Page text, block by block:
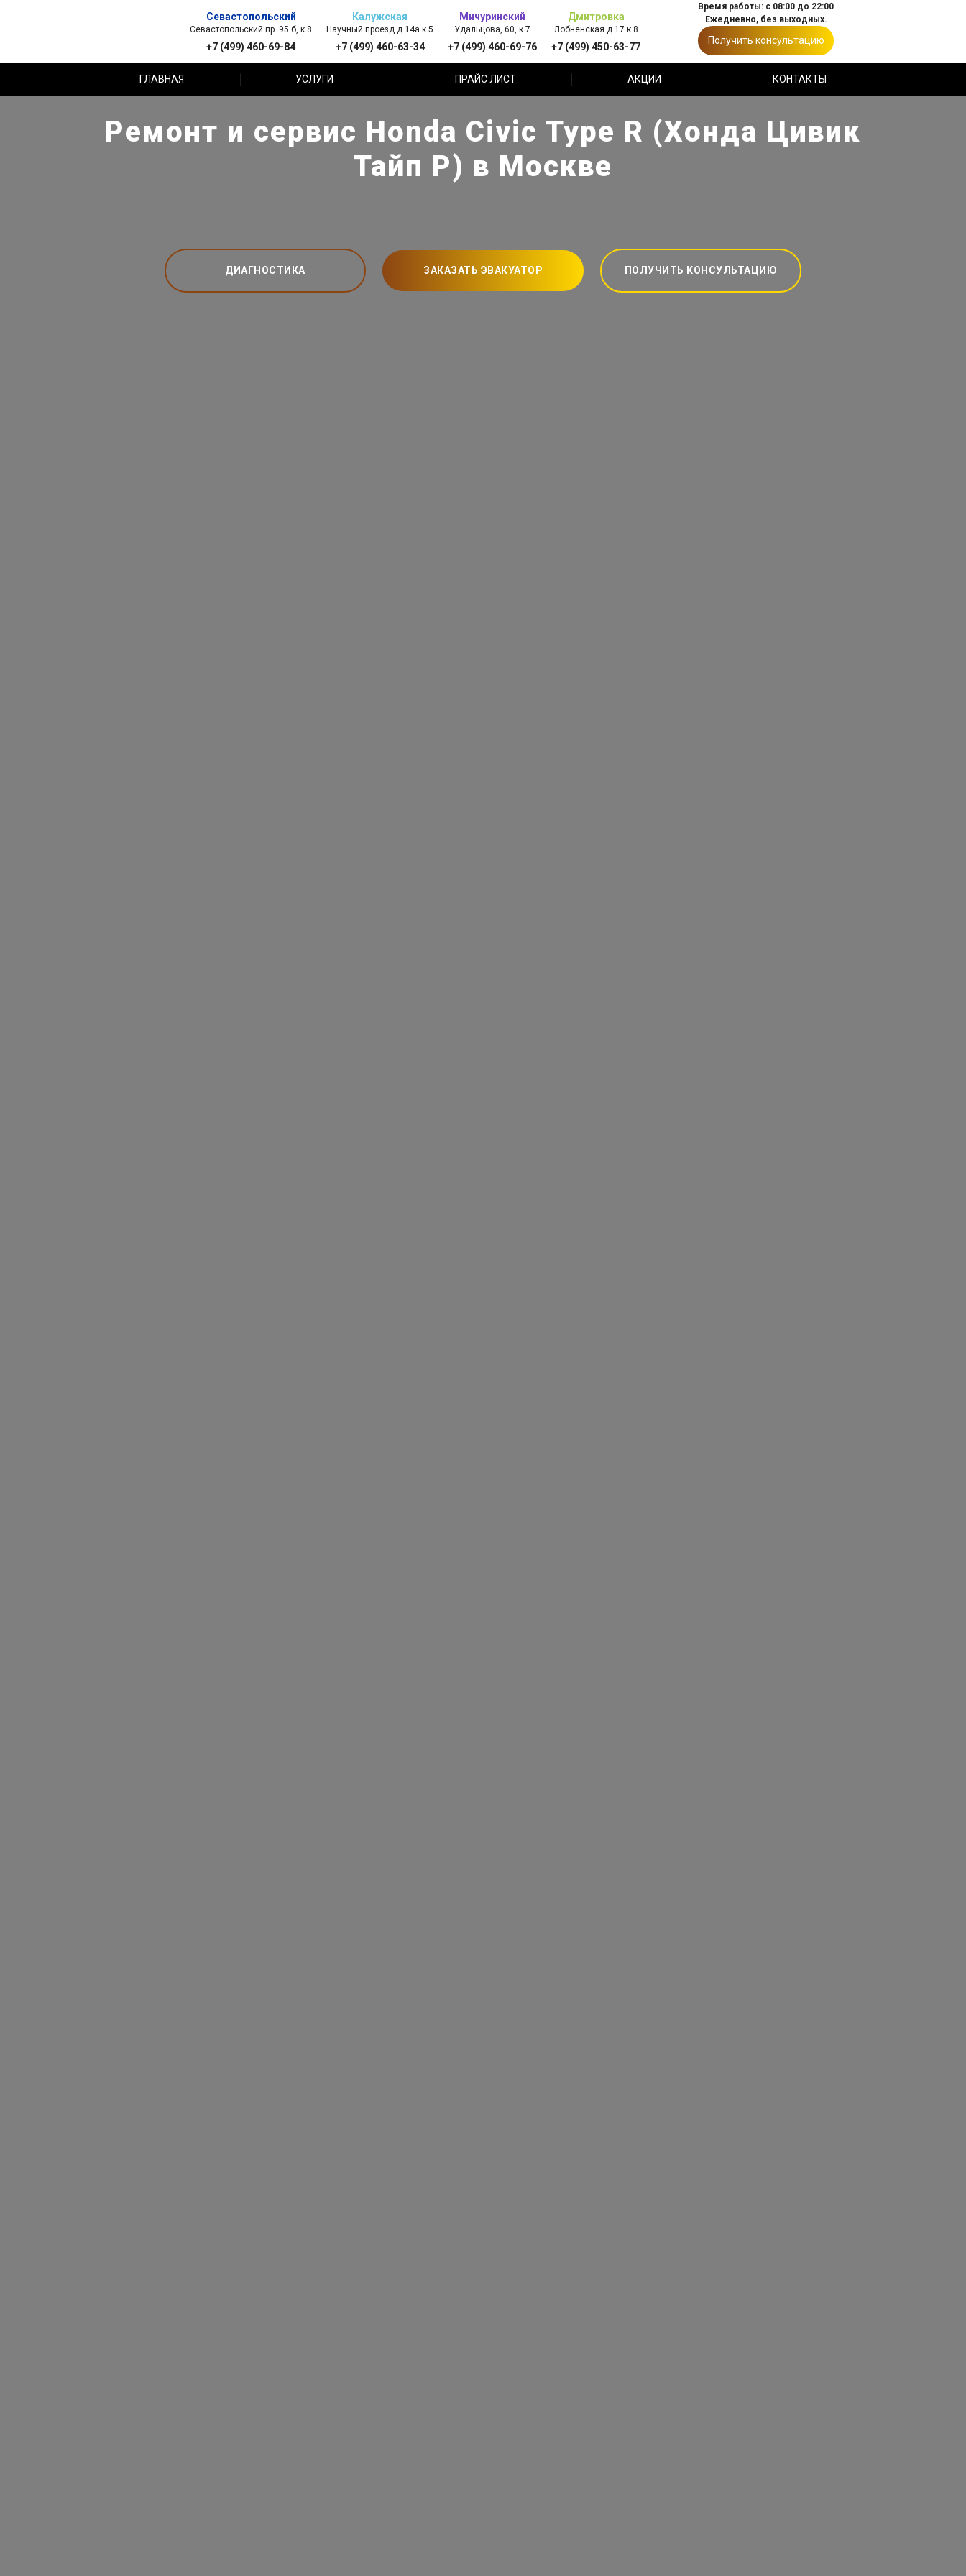
Севастопольский
Севастопольский пр. 95 б, к.8
+7 (499) 460-69-84
Калужская
Научный проезд д.14а к.5
+7 (499) 460-63-34
Мичуринский
Удальцова, 60, к.7
+7 (499) 460-69-76
Дмитровка
Лобненская д.17 к.8
+7 (499) 450-63-77
Время работы: с 08:00 до 22:00
Ежедневно, без выходных.
Получить консультацию
ГЛАВНАЯ УСЛУГИ ПРАЙС ЛИСТ АКЦИИ КОНТАКТЫ
Ремонт и сервис Honda Civic Type R (Хонда Цивик
Тайп Р) в Москве
ДИАГНОСТИКА ЗАКАЗАТЬ ЭВАКУАТОР ПОЛУЧИТЬ КОНСУЛЬТАЦИЮ